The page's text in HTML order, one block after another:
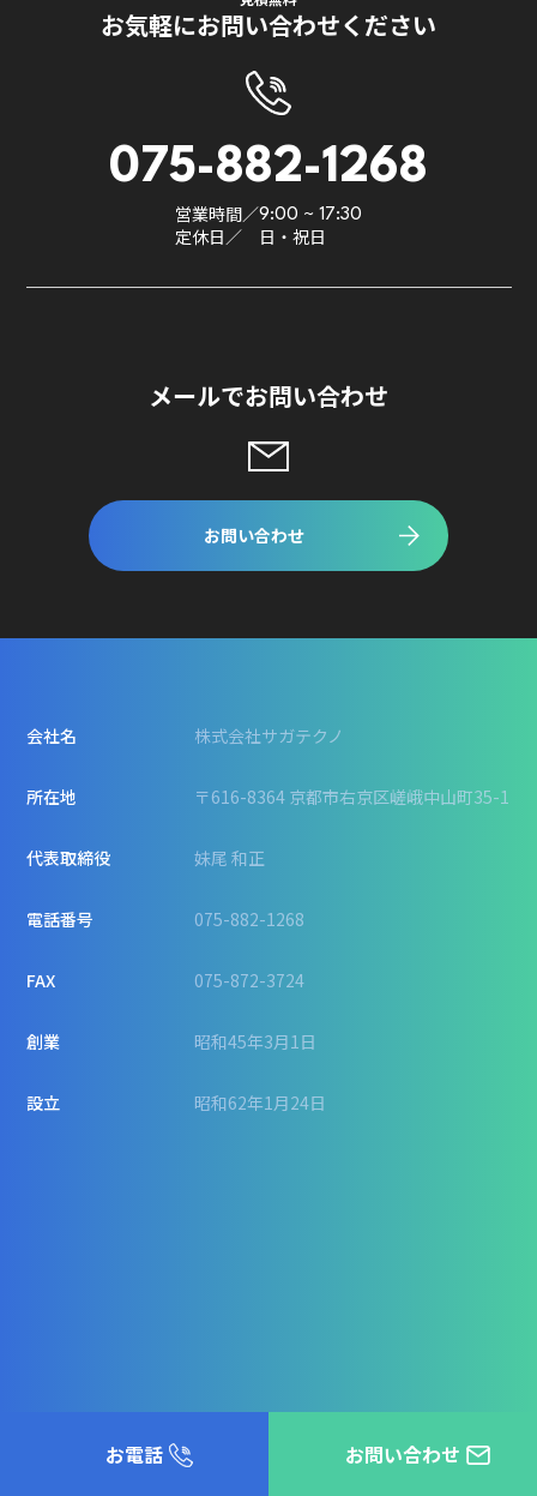
お気軽にお問い合わせください
075-882-1268
営業時間／9:00 ~ 17:30
定休日／ 日・祝日
メールでお問い合わせ
お問い合わせ
会社名 株式会社サガテクノ
所在地 〒616-8364 京都市右京区嵯峨中山町35-1
代表取締役 妹尾 和正
電話番号 075-882-1268
FAX 075-872-3724
創業 昭和45年3月1日
設立 昭和62年1月24日
大きな地図で見る
お電話 お問い合わせ